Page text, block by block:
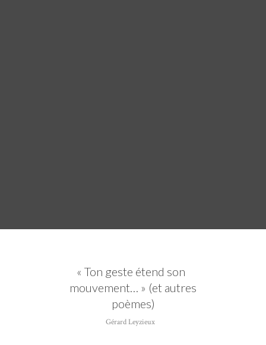
« Ton geste étend son
mouvement… » (et autres
poèmes)
Gérard Leyzieux